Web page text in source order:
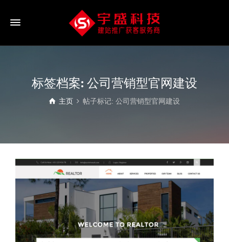
标签档案: 公司营销型官网建设
主页 帖子标记: 公司营销型官网建设